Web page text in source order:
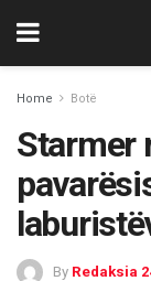
Home Botë
Starmer
By Redaksia